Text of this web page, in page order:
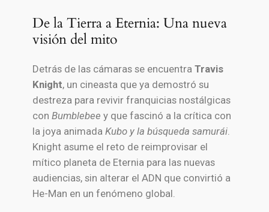
De la Tierra a Eternia: Una nueva
visión del mito
Detrás de las cámaras se encuentra Travis
Knight, un cineasta que ya demostró su
destreza para revivir franquicias nostálgicas
con Bumblebee y que fascinó a la crítica con
la joya animada Kubo y la búsqueda samurái.
Knight asume el reto de reimprovisar el
mítico planeta de Eternia para las nuevas
audiencias, sin alterar el ADN que convirtió a
He-Man en un fenómeno global.